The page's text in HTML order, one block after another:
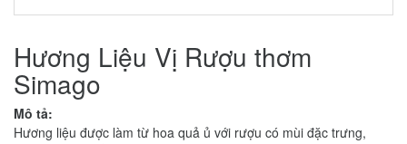
Hương Liệu Vị Rượu thơm
Simago
Mô tả:
Hương liệu được làm từ hoa quả ủ với rượu có mùi đặc trưng,